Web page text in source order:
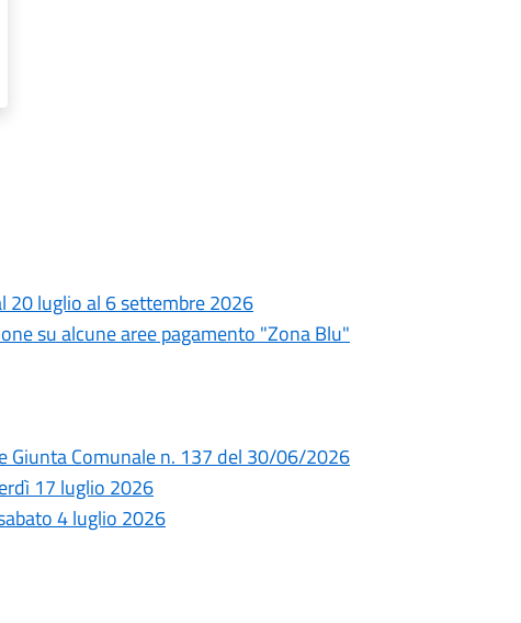
20 luglio al 6 settembre 2026
su alcune aree pagamento "Zona Blu"
Giunta Comunale n. 137 del 30/06/2026
17 luglio 2026
4 luglio 2026